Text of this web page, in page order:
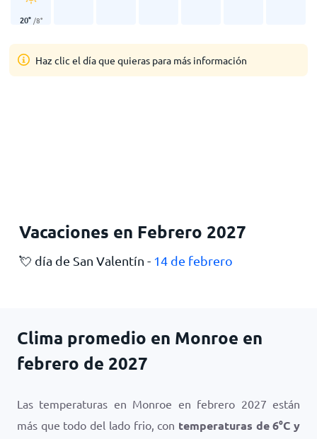
20° /8°
Haz clic el día que quieras para más información
Vacaciones en Febrero 2027
💘 día de San Valentín - 14 de febrero
Clima promedio en Monroe en
febrero de 2027
Las temperaturas en Monroe en febrero 2027 están
más que todo del lado frio, con temperaturas de6°C y